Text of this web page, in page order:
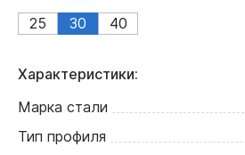
25 30 40
Характеристики:
Марка стали
Тип профиля